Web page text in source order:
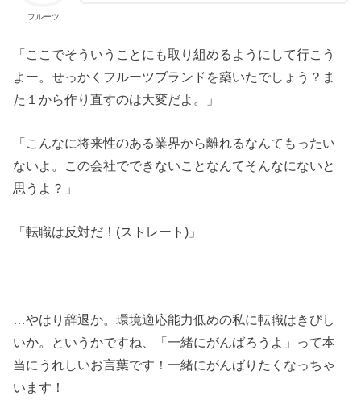
フルーツ
「ここでそういうことにも取り組めるようにして行こう
よー。せっかくフルーツブランドを築いたでしょう？ま
た１から作り直すのは大変だよ。」
「こんなに将来性のある業界から離れるなんてもったい
ないよ。この会社でできないことなんてそんなにないと
思うよ？」
「転職は反対だ！(ストレート)」
…やはり辞退か。環境適応能力低めの私に転職はきびし
いか。というかですね、「一緒にがんばろうよ」って本
当にうれしいお言葉です！一緒にがんばりたくなっちゃ
います！